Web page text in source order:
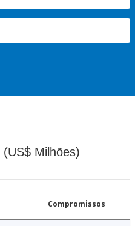
Milhões)
Compromissos